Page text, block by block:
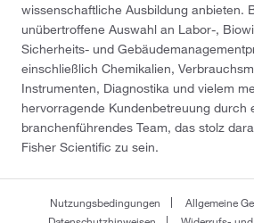
wissenschaftliche Ausbildung anbieten.
unübertroffene Auswahl an Labor-,
Sicherheits- und
einschließlich Chemikalien,
Instrumenten, Diagnostika und vielem
hervorragende Kundenbetreuung durch
branchenführendes Team, das stolz
Fisher Scientific zu sein.
Nutzungsbedingungen
Allgemeine